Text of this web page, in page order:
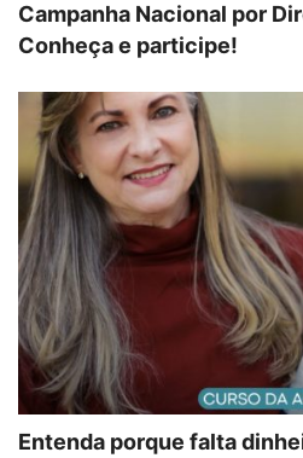
Campanha Nacional por
Conheça e participe!
Entenda porque falta